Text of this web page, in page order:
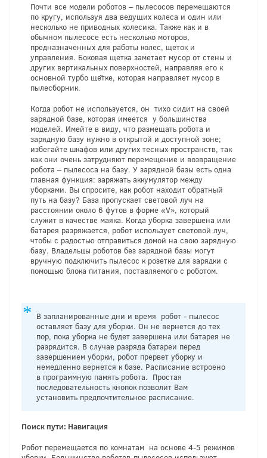
Почти все модели роботов – пылесосов перемещаются
по кругу, используя два ведущих колеса и один или
несколько не приводных колесика. Также как и в
обычном пылесосе есть несколько моторов,
предназначенных для работы колес, щеток и
управления. Боковая щетка заметает мусор от стены и
других вертикальных поверхностей, направляя его к
основной турбо щётке, которая направляет мусор в
пылесборник.
Когда робот не используется, он тихо сидит на своей
зарядной базе, которая имеется у большинства
моделей. Имейте в виду, что размещать робота и
зарядную базу нужно в открытой и доступной зоне;
избегайте шкафов или других тесных пространств, так
как они очень затрудняют перемещение и возвращение
робота – пылесоса на базу. У зарядной базы есть одна
главная функция: заряжать аккумулятор между
уборками. Вы спросите, как робот находит обратный
путь на базу? База пропускает световой луч на
расстоянии около 6 футов в форме «V», который
служит в качестве маяка. Когда уборка завершена или
батарея разряжается, робот использует световой луч,
чтобы с радостью отправиться домой на свою зарядную
базу. Владельцы роботов без зарядной базы могут
вручную подключить пылесос к розетке для зарядки с
помощью блока питания, поставляемого с роботом.
В запланированные дни и время робот - пылесос
оставляет базу для уборки. Он не вернется до тех
пор, пока уборка не будет завершена или батарея не
разрядится. В случае разряда батареи перед
завершением уборки, робот прервет уборку и
немедленно вернется к базе. Расписание встроено
в программную память робота. Простая
последовательность кнопок позволит Вам
установить предпочтительное расписание.
Поиск пути: Навигация
Робот перемещается по комнатам на основе 4-5 режимов